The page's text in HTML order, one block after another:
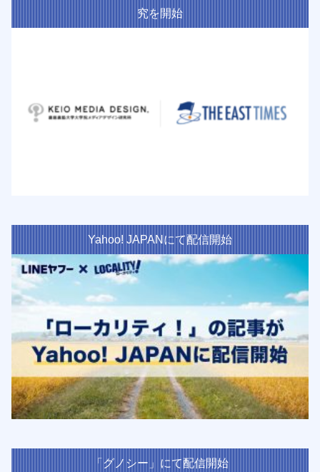
究を開始
Yahoo! JAPANにて配信開始
「グノシー」にて配信開始